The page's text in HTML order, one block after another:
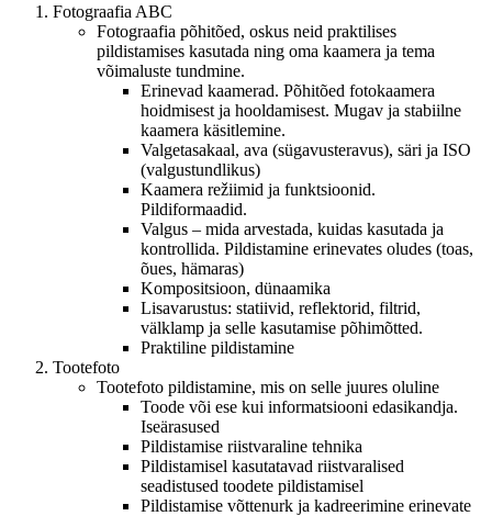
Fotograafia ABC
Fotograafia põhitõed, oskus neid praktilises
pildistamises kasutada ning oma kaamera ja tema
võimaluste tundmine.
Erinevad kaamerad. Põhitõed fotokaamera
hoidmisest ja hooldamisest. Mugav ja stabiilne
kaamera käsitlemine.
Valgetasakaal, ava (sügavusteravus), säri ja ISO
(valgustundlikus)
Kaamera režiimid ja funktsioonid.
Pildiformaadid.
Valgus – mida arvestada, kuidas kasutada ja
kontrollida. Pildistamine erinevates oludes (toas,
õues, hämaras)
Kompositsioon, dünaamika
Lisavarustus: statiivid, reflektorid, filtrid,
välklamp ja selle kasutamise põhimõtted.
Praktiline pildistamine
Tootefoto
Tootefoto pildistamine, mis on selle juures oluline
Toode või ese kui informatsiooni edasikandja.
Iseärasused
Pildistamise riistvaraline tehnika
Pildistamisel kasutatavad riistvaralised
seadistused toodete pildistamisel
Pildistamise võttenurk ja kadreerimine erinevate